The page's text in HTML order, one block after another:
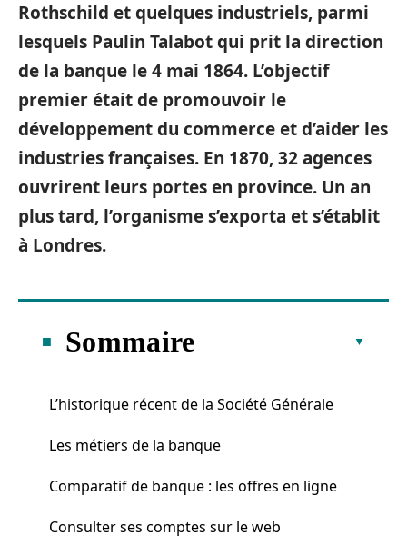
Rothschild et quelques industriels, parmi
lesquels Paulin Talabot qui prit la direction
de la banque le 4 mai 1864. L’objectif
premier était de promouvoir le
développement du commerce et d’aider les
industries françaises. En 1870, 32 agences
ouvrirent leurs portes en province. Un an
plus tard, l’organisme s’exporta et s’établit
à Londres.
Sommaire
L’historique récent de la Société Générale
Les métiers de la banque
Comparatif de banque : les offres en ligne
Consulter ses comptes sur le web